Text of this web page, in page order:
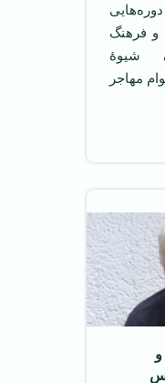
و فرهنگ
شیوۀ
مهاجر